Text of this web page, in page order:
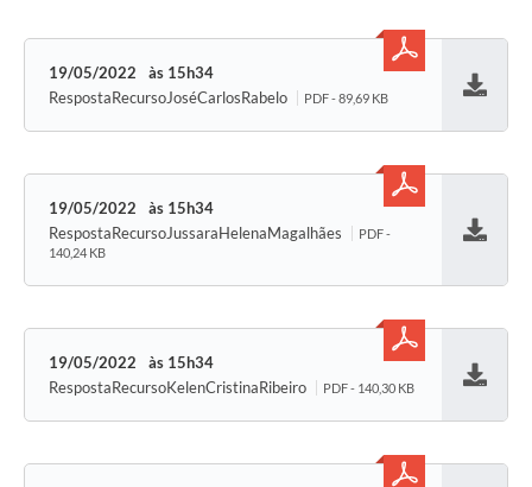
19/05/2022
15h34
RespostaRecursoJoséCarlosRabelo
PDF - 89,69 KB
19/05/2022
15h34
RespostaRecursoJussaraHelenaMagalhães
PDF -
140,24 KB
19/05/2022
15h34
RespostaRecursoKelenCristinaRibeiro
PDF - 140,30 KB